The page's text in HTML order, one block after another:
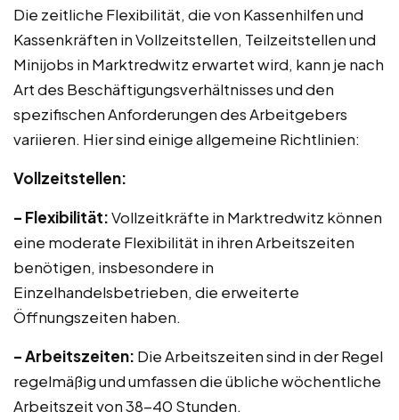
Die zeitliche Flexibilität, die von Kassenhilfen und
Kassenkräften in Vollzeitstellen, Teilzeitstellen und
Minijobs in Marktredwitz erwartet wird, kann je nach
Art des Beschäftigungsverhältnisses und den
spezifischen Anforderungen des Arbeitgebers
variieren. Hier sind einige allgemeine Richtlinien:
Vollzeitstellen:
– Flexibilität:Vollzeitkräfte in Marktredwitz können
eine moderate Flexibilität in ihren Arbeitszeiten
benötigen, insbesondere in
Einzelhandelsbetrieben, die erweiterte
Öffnungszeiten haben.
– Arbeitszeiten: Die Arbeitszeiten sind in der Regel
regelmäßig und umfassen die übliche wöchentliche
Arbeitszeit von 38-40 Stunden.